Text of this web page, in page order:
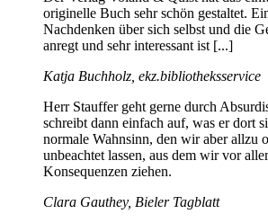
originelle Buch sehr schön gestaltet.
Nachdenken über sich selbst und die
anregt und sehr interessant ist [...]
Katja Buchholz, ekz.bibliotheksservice
Herr Stauffer geht gerne durch
schreibt dann einfach auf, was er dort
normale Wahnsinn, den wir aber allzu
unbeachtet lassen, aus dem wir vor
Konsequenzen ziehen.
Clara Gauthey, Bieler Tagblatt